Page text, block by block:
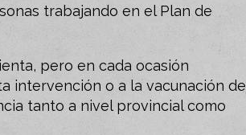
trabajando en el Plan de
pero en cada ocasión
intervención o a la vacunación de
tanto a nivel provincial como